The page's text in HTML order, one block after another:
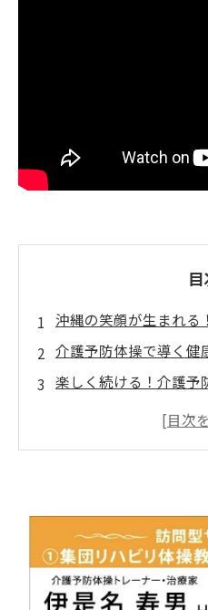
沖縄の笑顔が生まれる
介護予防体操で導く健
楽しく続ける！介護予
地域密着型で安心、訪
う！